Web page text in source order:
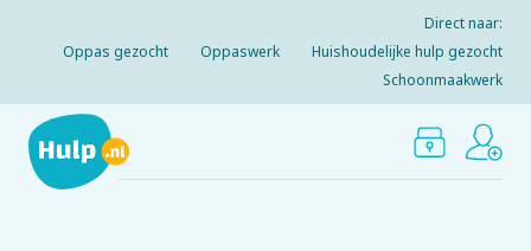
Direct naar:
Oppas gezocht
Oppaswerk
Huishoudelijke hulp gezocht
Schoonmaakwerk